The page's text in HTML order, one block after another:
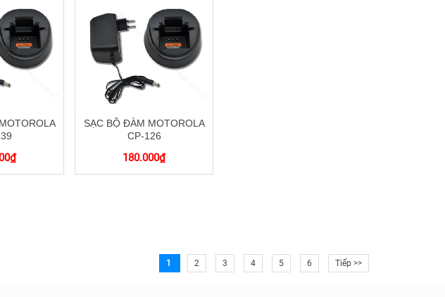
₫
SẠC BỘ ĐÀM MOTOROLA
CP-126
180.000₫
1 2 3 4 5 6 Tiếp >>